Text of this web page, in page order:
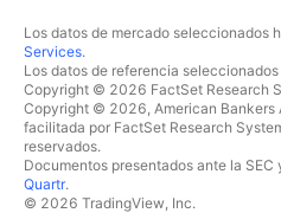
Los datos de mercado seleccionados
Services.
Los datos de referencia
Copyright © 2026 FactSet Research
Copyright © 2026, American Bankers
facilitada por FactSet Research
reservados.
Documentos presentados ante la
Quartr.
© 2026 TradingView, Inc.